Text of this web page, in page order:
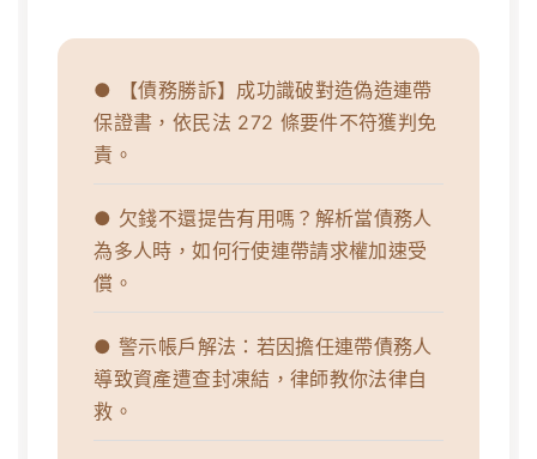
● 【債務勝訴】成功識破對造偽造連帶
保證書，依民法 272 條要件不符獲判免
責。
● 欠錢不還提告有用嗎？解析當債務人
為多人時，如何行使連帶請求權加速受
償。
● 警示帳戶解法：若因擔任連帶債務人
導致資產遭查封凍結，律師教你法律自
救。